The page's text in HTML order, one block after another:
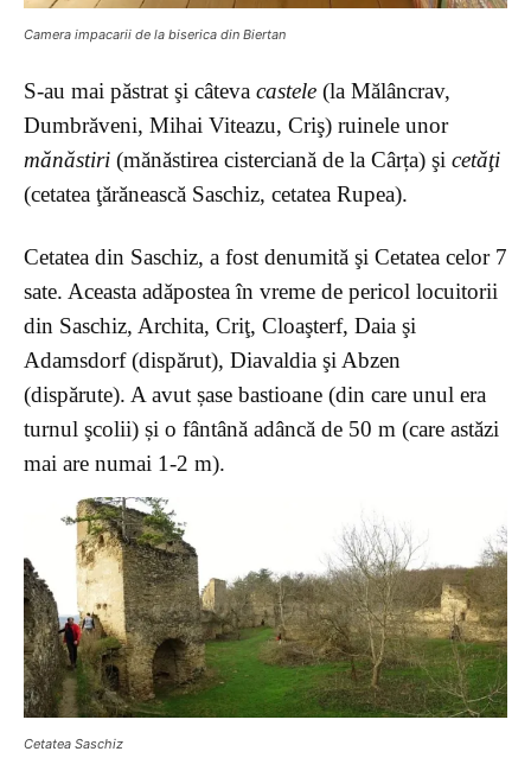
Camera impacarii de la biserica din Biertan
S-au mai păstrat şi câteva castele (la Mălâncrav,
Dumbrăveni, Mihai Viteazu, Criş) ruinele unor
mănăstiri (mănăstirea cisterciană de la Cârța) şi cetăţi
(cetatea ţărănească Saschiz, cetatea Rupea).
Cetatea din Saschiz, a fost denumită şi Cetatea celor 7
sate. Aceasta adăpostea în vreme de pericol locuitorii
din Saschiz, Archita, Criţ, Cloaşterf, Daia şi
Adamsdorf (dispărut), Diavaldia şi Abzen
(dispărute). A avut șase bastioane (din care unul era
turnul şcolii) și o fântână adâncă de 50 m (care astăzi
mai are numai 1-2 m).
Cetatea Saschiz